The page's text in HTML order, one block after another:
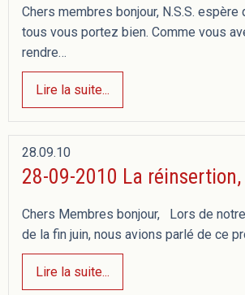
Chers membres bonjour, N.S.S.
tous vous portez bien. Comme vous
rendre…
Lire la suite...
28.09.10
28-09-2010 La
Chers Membres bonjour, Lors de
de la fin juin, nous avions parlé de ce
Lire la suite...